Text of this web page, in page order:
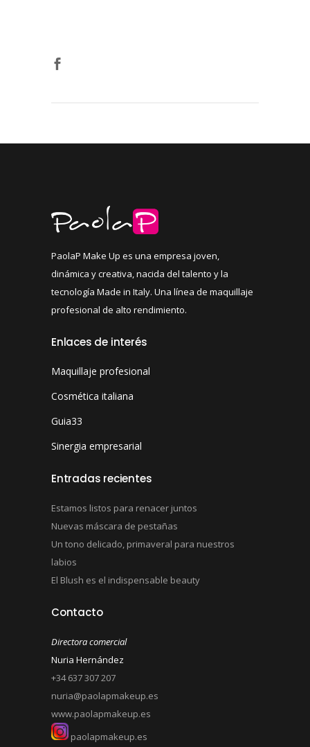
PaolaP Make Up es una empresa joven,
dinámica y creativa, nacida del talento y la
tecnología Made in Italy. Una línea de maquillaje
profesional de alto rendimiento.
Enlaces de interés
Maquillaje profesional
Cosmética italiana
Guia33
Sinergia empresarial
Entradas recientes
Estamos listos para renacer juntos
Nuevas máscara de pestañas
Un tono delicado, primaveral para nuestros
labios
El Blush es el indispensable beauty
Contacto
Directora comercial
Nuria Hernández
+34 637 307 207
nuria@paolapmakeup.es
www.paolapmakeup.es
paolapmakeup.es